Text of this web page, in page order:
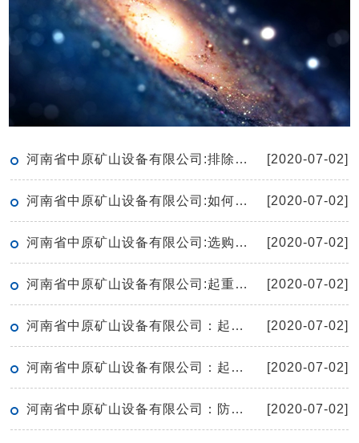
[2020-07-02]
河南省中原矿山设备有限公司:排除重型机械设备故障的方法
[2020-07-02]
河南省中原矿山设备有限公司:如何有效的保养起重机
[2020-07-02]
河南省中原矿山设备有限公司:选购单梁起重机有哪些窍门呢
[2020-07-02]
河南省中原矿山设备有限公司:起重机的空负荷试运转应符合哪些要求
[2020-07-02]
河南省中原矿山设备有限公司：起重机保护接地线安全技术要求
[2020-07-02]
河南省中原矿山设备有限公司：起重机滑轮检修要点
[2020-07-02]
河南省中原矿山设备有限公司：防爆电动葫芦工作期间无法上升如何解决